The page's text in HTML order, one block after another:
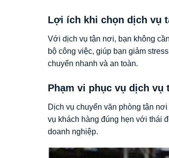
Lợi ích khi chọn dịch vụ
Với dịch vụ tận nơi, bạn không
bộ công việc, giúp bạn giảm
chuyển nhanh và an toàn.
Phạm vi phục vụ dịch vụ
Dịch vụ chuyển văn phòng tận
vụ khách hàng đúng hẹn với thái
doanh nghiệp.